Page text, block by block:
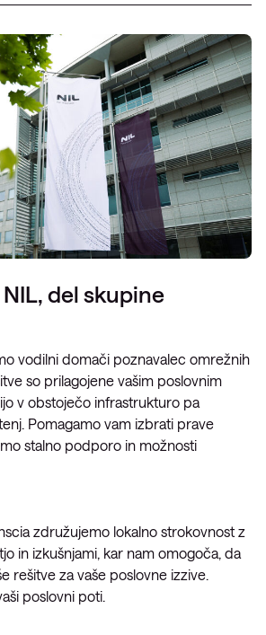
del skupine
vodilni domači poznavalec omrežnih
so prilagojene vašim poslovnim
v obstoječo infrastrukturo pa
Pomagamo vam izbrati prave
stalno podporo in možnosti
združujemo lokalno strokovnost z
in izkušnjami, kar nam omogoča, da
rešitve za vaše poslovne izzive.
poslovni poti.